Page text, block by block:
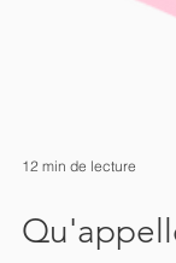
12 min de lecture